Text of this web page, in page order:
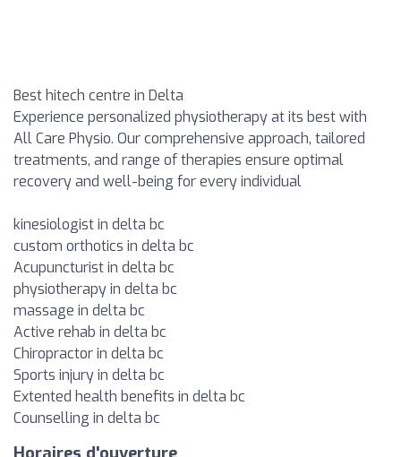
Best hitech centre in Delta
Experience personalized physiotherapy at its best with
All Care Physio. Our comprehensive approach, tailored
treatments, and range of therapies ensure optimal
recovery and well-being for every individual
kinesiologist in delta bc
custom orthotics in delta bc
Acupuncturist in delta bc
physiotherapy in delta bc
massage in delta bc
Active rehab in delta bc
Chiropractor in delta bc
Sports injury in delta bc
Extented health benefits in delta bc
Counselling in delta bc